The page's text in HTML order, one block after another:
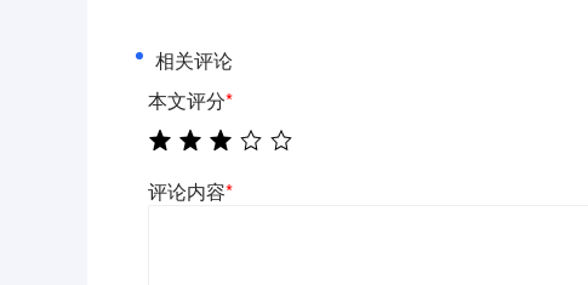
相关评论
本文评分*
评论内容*